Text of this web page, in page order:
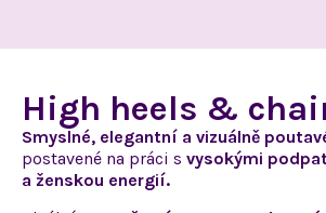
High heels &
Smyslné, elegantní a vizuálně
postavené na práci s vysokými
a ženskou energií.